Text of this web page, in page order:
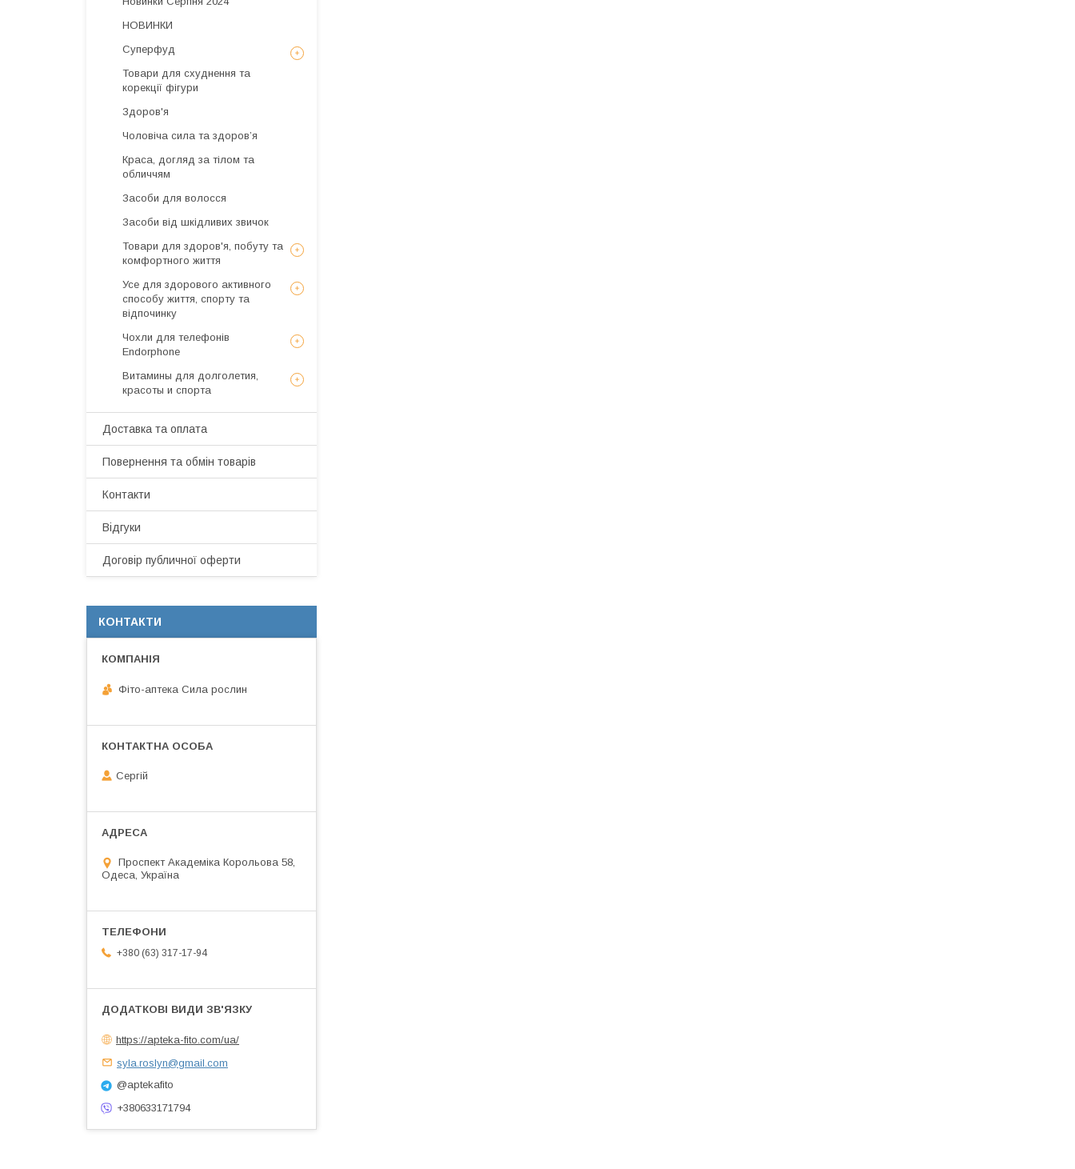
НОВИНКИ
Суперфуд
Товари для схуднення та
корекції фігури
Здоров'я
Чоловіча сила та здоров’я
Краса, догляд за тілом та
обличчям
Засоби для волосся
Засоби від шкідливих звичок
Товари для здоров'я, побуту та
комфортного життя
Усе для здорового активного
способу життя, спорту та
відпочинку
Чохли для телефонів
Endorphone
Витамины для долголетия,
красоты и спорта
Доставка та оплата
Повернення та обмін товарів
Контакти
Відгуки
Договір публичної оферти
КОНТАКТИ
Фіто-аптека Сила рослин
Сергій
Проспект Академіка Корольова 58,
Одеса, Україна
+380 (63) 317-17-94
https://apteka-fito.com/ua/
syla.roslyn@gmail.com
@aptekafito
+380633171794